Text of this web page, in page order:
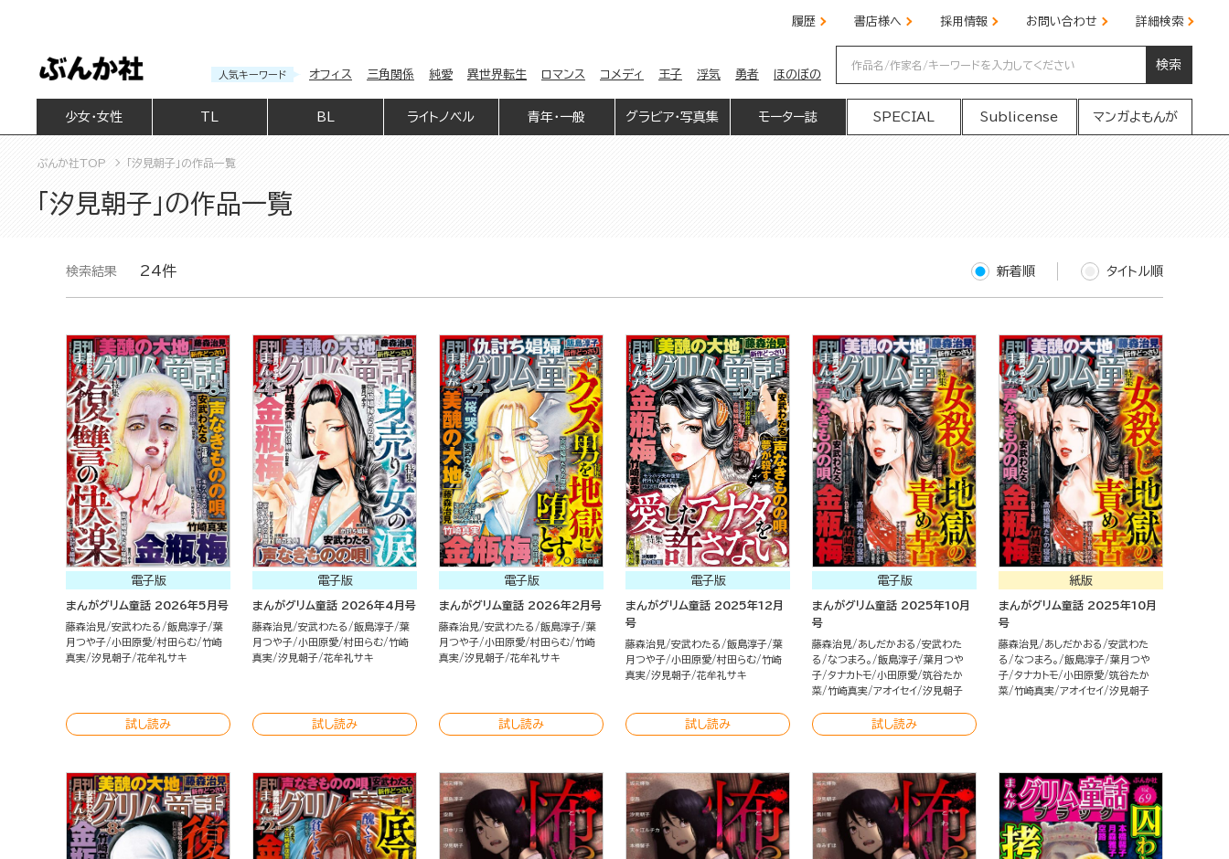
履歴 書店様へ 採用情報 お問い合わせ 詳細検索
人気キーワード オフィス 三角関係 純愛 異世界転生 ロマンス コメディ 王子 浮気 勇者 ほのぼの
検索
少女・女性 BL ライトノベル 青年・一般 グラビア・写真集 モーター誌 SPECIAL Sublicense マンガよもんが
ぶんか社TOP 「汐見朝子」の作品一覧
「汐見朝子」の作品一覧
検索結果 24件 新着順 タイトル順
電子版
まんがグリム童話 2026年5月号
藤森治見 安武わたる 飯島淳子 葉
月つや子 小田原愛 村田らむ 竹崎
真実 汐見朝子 花牟礼サキ
試し読み
電子版
まんがグリム童話 2026年4月号
藤森治見 安武わたる 飯島淳子 葉
月つや子 小田原愛 村田らむ 竹崎
真実 汐見朝子 花牟礼サキ
試し読み
電子版
まんがグリム童話 2026年2月号
藤森治見 安武わたる 飯島淳子 葉
月つや子 小田原愛 村田らむ 竹崎
真実 汐見朝子 花牟礼サキ
試し読み
電子版
まんがグリム童話 2025年12月
号
藤森治見 安武わたる 飯島淳子 葉
月つや子 小田原愛 村田らむ 竹崎
真実 汐見朝子 花牟礼サキ
試し読み
電子版
まんがグリム童話 2025年10月
号
藤森治見 あしだかおる
安武わた
る
なつまろ。 飯島淳子 葉月つや
子 タナカトモ 小田原愛 筑谷たか
菜 竹崎真実 アオイセイ 汐見朝子
試し読み
紙版
まんがグリム童話 2025年10月
号
藤森治見 あしだかおる
安武わた
る
なつまろ。 飯島淳子 葉月つや
子 タナカトモ 小田原愛 筑谷たか
菜 竹崎真実 アオイセイ 汐見朝子